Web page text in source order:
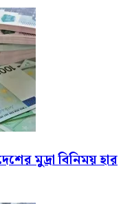
মুদ্রা বিনিময় হার